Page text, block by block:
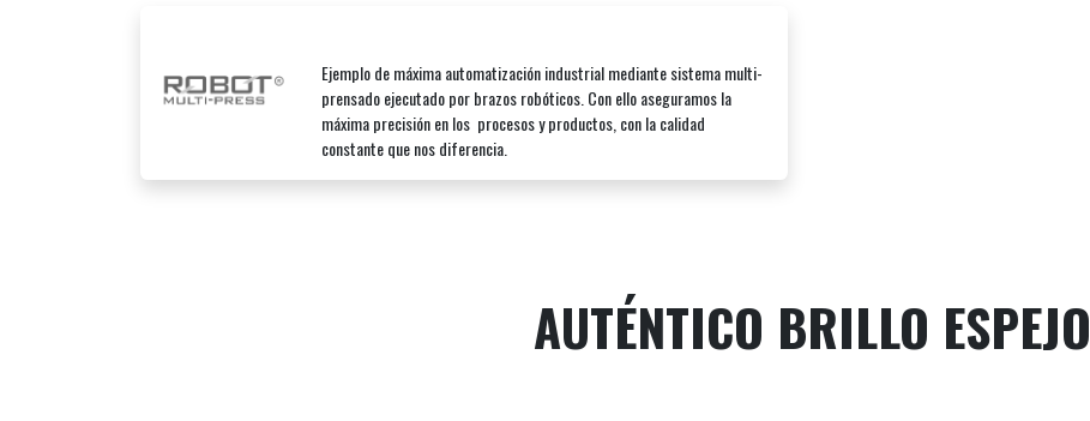
Ejemplo de máxima automatización industrial mediante sistema multi-
prensado ejecutado por brazos robóticos. Con ello aseguramos la
máxima precisión en los procesos y productos, con la calidad
constante que nos diferencia.
AUTÉNTICO BRILLO ESPEJO